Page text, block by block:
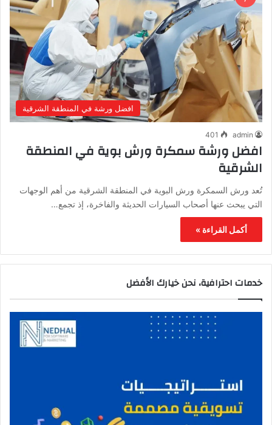
افضل ورشة في المنطقة الشرقية
admin
401
افضل ورشة سمكرة ورش بوية في المنطقة
الشرقية
تُعد ورش السمكرة ورش البوية في المنطقة الشرقية من أهم الوجهات
التي يبحث عنها أصحاب السيارات الحديثة والفاخرة، إذ تجمع…
أكمل القراءة »
خدمات احترافية، نحن خيارك الأفضل